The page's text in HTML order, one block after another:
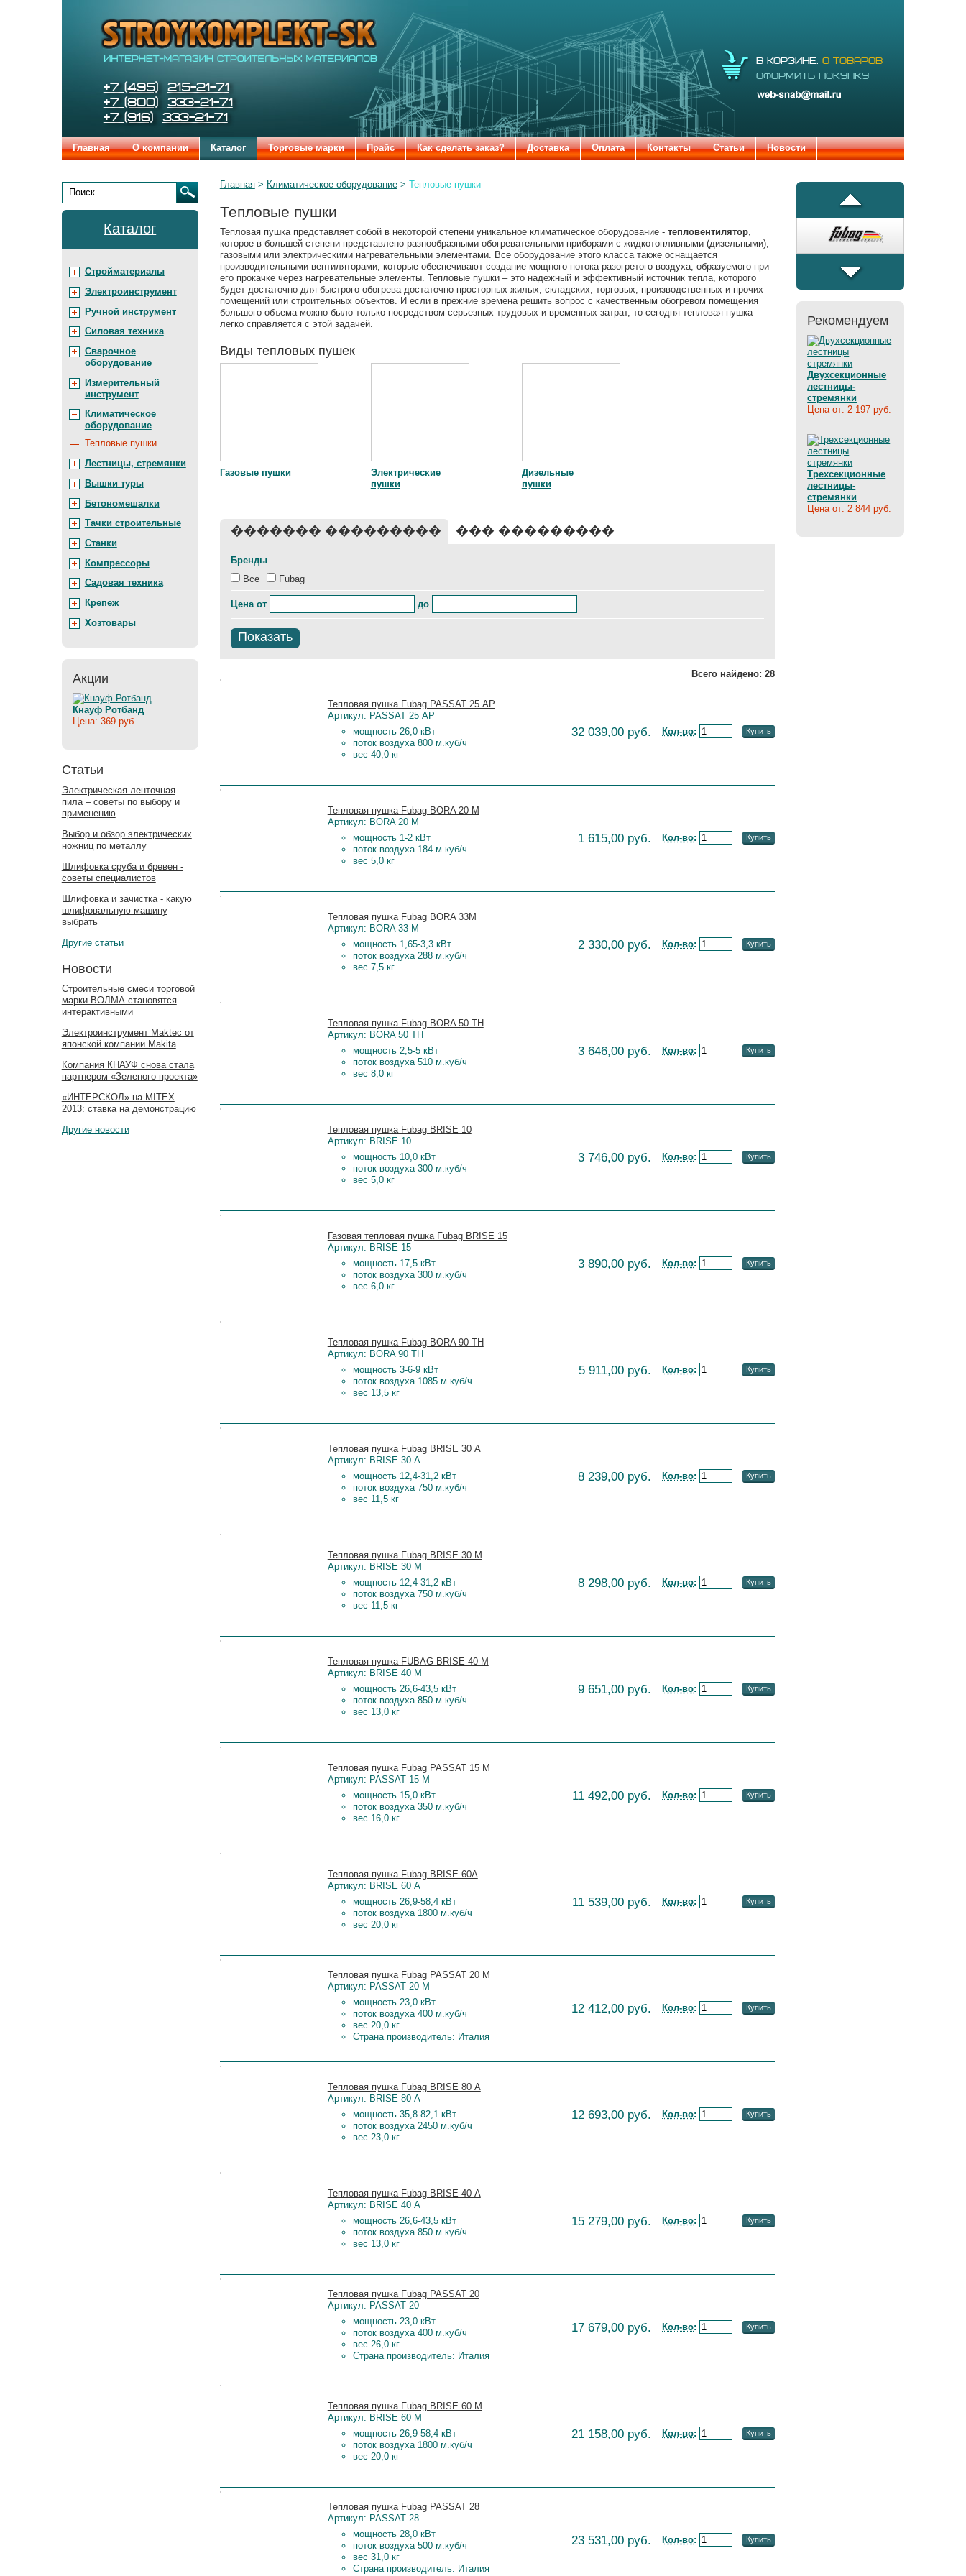
STROYKOMPLEKT-SK
отделочные
материалы
Телефоны:
+7 (495)
215-21-71
+7 (800)
333-21-71
+7 (916)
333-21-71
Главная О компании Каталог Торговые марки Прайс Как сделать заказ? Доставка Оплата Контакты Статьи Новости
Родительские
Главная Климатическое оборудование Тепловые пушки
Тепловые пушки
Тепловая пушка представляет собой в некоторой степени уникальное климатическое оборудование - тепловентилятор,
которое в большей степени представлено разнообразными обогревательными приборами с жидкотопливными (дизельными),
газовыми или электрическими нагревательными элементами. Все оборудование этого класса также оснащается
производительными вентиляторами, которые обеспечивают создание мощного потока разогретого воздуха, образуемого при
его прокачке через нагревательные элементы. Тепловые пушки – это надежный и эффективный источник тепла, которого
будет достаточно для быстрого обогрева достаточно просторных жилых, складских, торговых, производственных и прочих
помещений или строительных объектов. И если в прежние времена решить вопрос с качественным обогревом помещения
большого объема можно было только посредством серьезных трудовых и временных затрат, то сегодня тепловая пушка
легко справляется с этой задачей.
Виды тепловых пушек
Газовые пушки
Электрические
пушки
Дизельные
пушки
������� ��������� ��� ���������
Бренды
Все
Fubag
Цена от до
Показать
Всего найдено: 28
Тепловая пушка Fubag PASSAT 25 АР
Артикул: PASSAT 25 АР
мощность 26,0 кВт
поток воздуха 800 м.куб/ч
вес 40,0 кг
Цена:
32 039,00 руб. Кол-во: Купить
Тепловая пушка Fubag BORA 20 M
Артикул: BORA 20 M
мощность 1-2 кВт
поток воздуха 184 м.куб/ч
вес 5,0 кг
Цена:
1 615,00 руб. Кол-во: Купить
Тепловая пушка Fubag BORA 33M
Артикул: BORA 33 M
мощность 1,65-3,3 кВт
поток воздуха 288 м.куб/ч
вес 7,5 кг
Цена:
2 330,00 руб. Кол-во: Купить
Тепловая пушка Fubag BORA 50 TH
Артикул: BORA 50 TH
мощность 2,5-5 кВт
поток воздуха 510 м.куб/ч
вес 8,0 кг
Цена:
3 646,00 руб. Кол-во: Купить
Тепловая пушка Fubag BRISE 10
Артикул: BRISE 10
мощность 10,0 кВт
поток воздуха 300 м.куб/ч
вес 5,0 кг
Цена:
3 746,00 руб. Кол-во: Купить
Газовая тепловая пушка Fubag BRISE 15
Артикул: BRISE 15
мощность 17,5 кВт
поток воздуха 300 м.куб/ч
вес 6,0 кг
Цена:
3 890,00 руб. Кол-во: Купить
Тепловая пушка Fubag BORA 90 TH
Артикул: BORA 90 TH
мощность 3-6-9 кВт
поток воздуха 1085 м.куб/ч
вес 13,5 кг
Цена:
5 911,00 руб. Кол-во: Купить
Тепловая пушка Fubag BRISE 30 А
Артикул: BRISE 30 А
мощность 12,4-31,2 кВт
поток воздуха 750 м.куб/ч
вес 11,5 кг
Цена:
8 239,00 руб. Кол-во: Купить
Тепловая пушка Fubag BRISE 30 M
Артикул: BRISE 30 M
мощность 12,4-31,2 кВт
поток воздуха 750 м.куб/ч
вес 11,5 кг
Цена:
8 298,00 руб. Кол-во: Купить
Тепловая пушка FUBAG BRISE 40 M
Артикул: BRISE 40 M
мощность 26,6-43,5 кВт
поток воздуха 850 м.куб/ч
вес 13,0 кг
Цена:
9 651,00 руб. Кол-во: Купить
Тепловая пушка Fubag PASSAT 15 М
Артикул: PASSAT 15 М
мощность 15,0 кВт
поток воздуха 350 м.куб/ч
вес 16,0 кг
Цена:
11 492,00 руб. Кол-во: Купить
Тепловая пушка Fubag BRISE 60А
Артикул: BRISE 60 А
мощность 26,9-58,4 кВт
поток воздуха 1800 м.куб/ч
вес 20,0 кг
Цена:
11 539,00 руб. Кол-во: Купить
Тепловая пушка Fubag PASSAT 20 М
Артикул: PASSAT 20 М
мощность 23,0 кВт
поток воздуха 400 м.куб/ч
вес 20,0 кг
Страна производитель: Италия
Цена:
12 412,00 руб. Кол-во: Купить
Тепловая пушка Fubag BRISE 80 А
Артикул: BRISE 80 А
мощность 35,8-82,1 кВт
поток воздуха 2450 м.куб/ч
вес 23,0 кг
Цена:
12 693,00 руб. Кол-во: Купить
Тепловая пушка Fubag BRISE 40 А
Артикул: BRISE 40 А
мощность 26,6-43,5 кВт
поток воздуха 850 м.куб/ч
вес 13,0 кг
Цена:
15 279,00 руб. Кол-во: Купить
Тепловая пушка Fubag PASSAT 20
Артикул: PASSAT 20
мощность 23,0 кВт
поток воздуха 400 м.куб/ч
вес 26,0 кг
Страна производитель: Италия
Цена:
17 679,00 руб. Кол-во: Купить
Тепловая пушка Fubag BRISE 60 M
Артикул: BRISE 60 M
мощность 26,9-58,4 кВт
поток воздуха 1800 м.куб/ч
вес 20,0 кг
Цена:
21 158,00 руб. Кол-во: Купить
Тепловая пушка Fubag PASSAT 28
Артикул: PASSAT 28
мощность 28,0 кВт
поток воздуха 500 м.куб/ч
вес 31,0 кг
Страна производитель: Италия
Цена:
23 531,00 руб. Кол-во: Купить
Поиск
Каталог
Стройматериалы
Электроинструмент
Ручной инструмент
Силовая техника
Сварочное
оборудование
Измерительный
инструмент
Климатическое
оборудование
Тепловые пушки
Лестницы, стремянки
Вышки туры
Бетономешалки
Тачки строительные
Станки
Компрессоры
Садовая техника
Крепеж
Хозтовары
Акции
Кнауф Ротбанд
Цена: 369 руб.
Статьи
Электрическая ленточная
пила – советы по выбору и
применению
Выбор и обзор электрических
ножниц по металлу
Шлифовка сруба и бревен -
советы специалистов
Шлифовка и зачистка - какую
шлифовальную машину
выбрать
Другие статьи
Новости
Строительные смеси торговой
марки ВОЛМА становятся
интерактивными
Электроинструмент Maktec от
японской компании Makita
Компания КНАУФ снова стала
партнером «Зеленого проекта»
«ИНТЕРСКОЛ» на MITEX
2013: ставка на демонстрацию
Другие новости
Рекомендуем
Двухсекционные
лестницы-
стремянки
Цена от: 2 197 руб.
Трехсекционные
лестницы-
стремянки
Цена от: 2 844 руб.
В КОРЗИНЕ: 0 ТОВАРОВ
ОФОРМИТЬ ПОКУПКУ
Электронная
почта: